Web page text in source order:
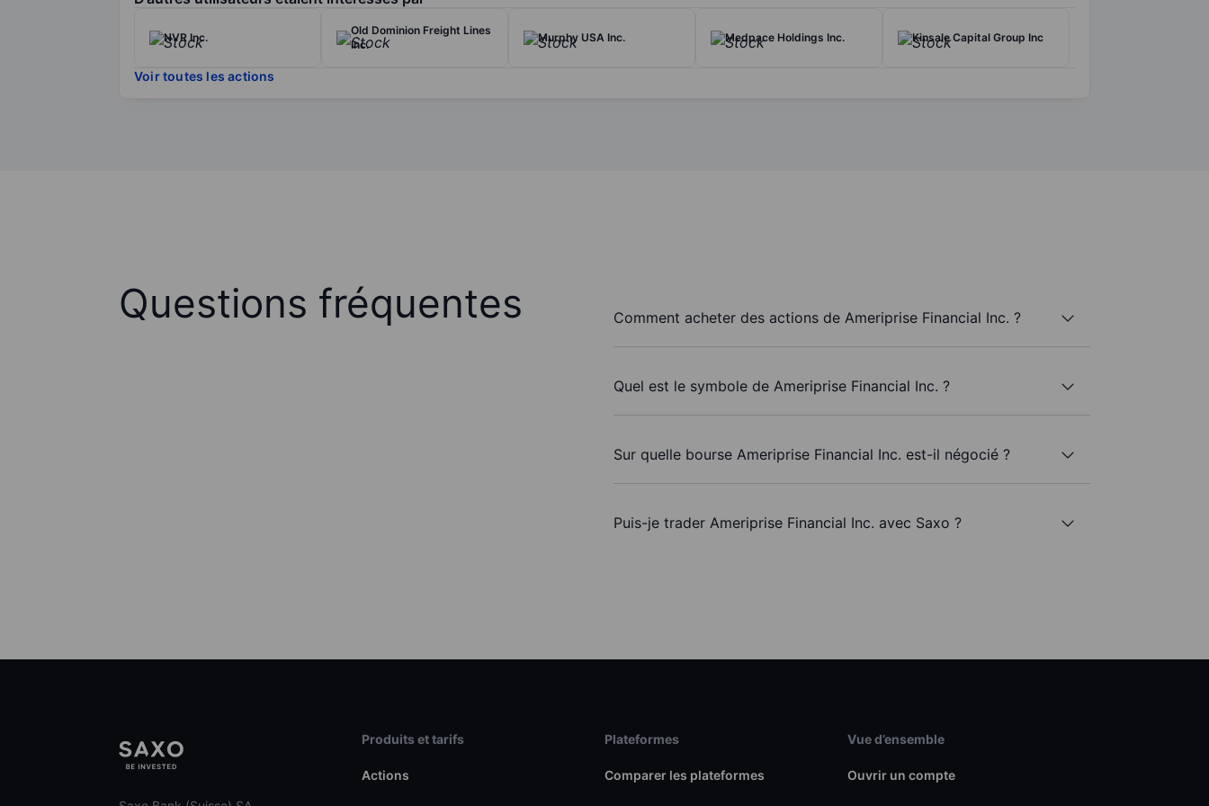
NVR Inc.
Old Dominion Freight Lines
Inc.
Murphy USA Inc. Medpace Holdings Inc. Kinsale Capital Group Inc
Voir toutes les actions
Questions fréquentes Comment acheter des actions de Ameriprise Financial Inc. ?
Quel est le symbole de Ameriprise Financial Inc. ?
Sur quelle bourse Ameriprise Financial Inc. est-il négocié ?
Puis-je trader Ameriprise Financial Inc. avec Saxo ?
Produits et tarifs
Actions
Plateformes
Comparer les plateformes
Vue d’ensemble
Ouvrir un compte